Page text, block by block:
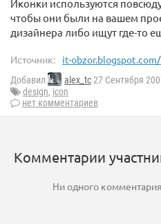
Иконки используются
чтобы они были на вашем
дизайнера либо ищут где-то
Источник: it-
Добавил alex_tc27 Сентября
design, icon
нет комментариев
Комментарии
Ни одного